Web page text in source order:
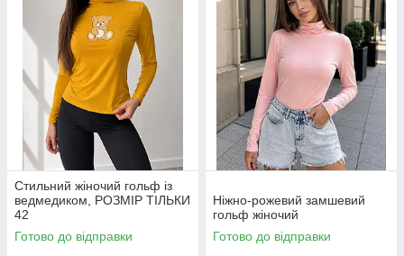
Стильний жіночий гольф із
ведмедиком, РОЗМІР ТІЛЬКИ
42
Готово до відправки
Ніжно-рожевий замшевий
гольф жіночий
Готово до відправки